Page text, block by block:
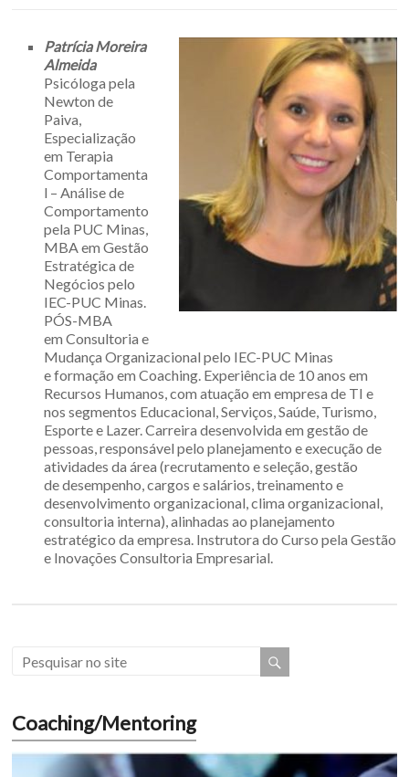
Patrícia Moreira
Almeida
Psicóloga pela
Newton de
Paiva,
Especialização
em Terapia
Comportamenta
l – Análise de
Comportamento
pela PUC Minas,
MBA em Gestão
Estratégica de
Negócios pelo
IEC-PUC Minas.
PÓS-MBA
em Consultoria e
Mudança Organizacional pelo IEC-PUC Minas
e formação em Coaching. Experiência de 10 anos em
Recursos Humanos, com atuação em empresa de TI e
nos segmentos Educacional, Serviços, Saúde, Turismo,
Esporte e Lazer. Carreira desenvolvida em gestão de
pessoas, responsável pelo planejamento e execução de
atividades da área (recrutamento e seleção, gestão
de desempenho, cargos e salários, treinamento e
desenvolvimento organizacional, clima organizacional,
consultoria interna), alinhadas ao planejamento
estratégico da empresa. Instrutora do Curso pela Gestão
e Inovações Consultoria Empresarial.
Coaching/Mentoring